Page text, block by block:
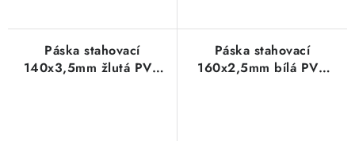
Páska stahovací
140x3,5mm žlutá PVC
Páska stahovací
160x2,5mm bílá PVC